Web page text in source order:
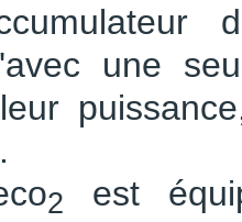
une
2
est